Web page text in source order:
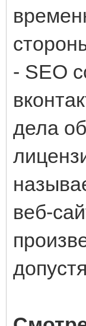
- SEO
дела
веб-